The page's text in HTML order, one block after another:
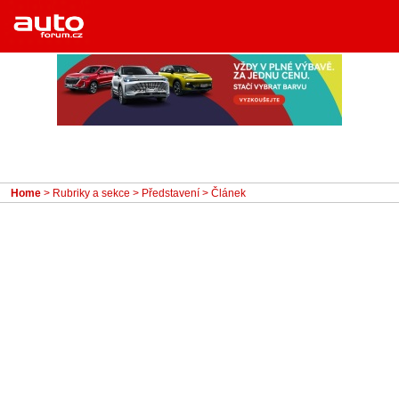
Home
Rubriky
- Testy aut
- Jízdní dojmy a další testy
- Představení
Home > Rubriky a sekce > Představení > Článek